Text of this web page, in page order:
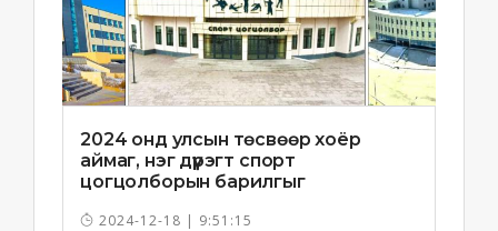
2024 онд улсын төсвөөр хоёр
аймаг, нэг дүүрэгт спорт
цогцолборын барилгыг
2024-12-18 | 9:51:15